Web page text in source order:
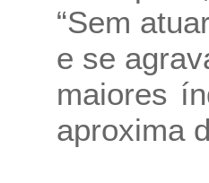
“Sem
e se
maiores
aproxima